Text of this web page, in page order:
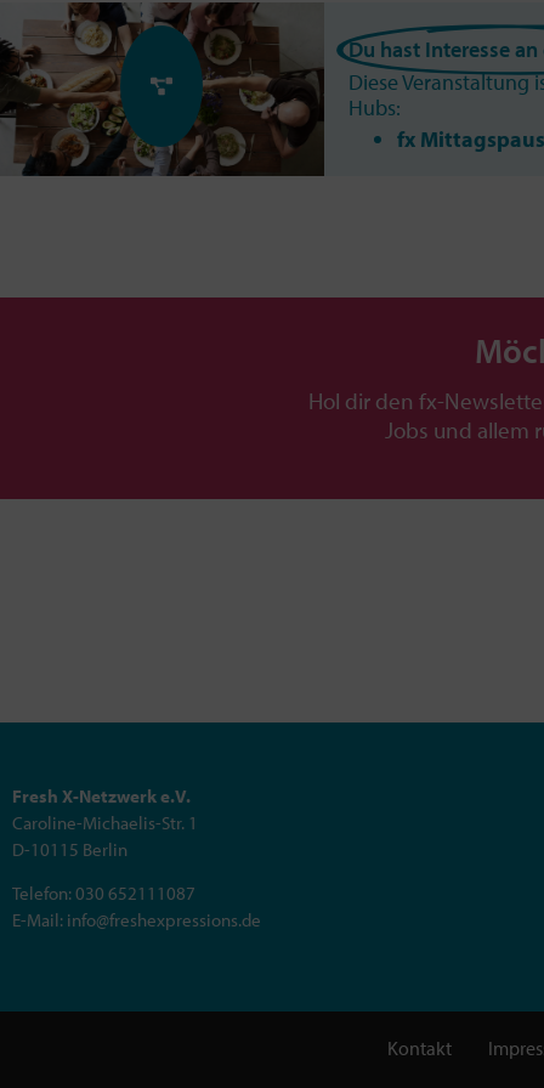
Du hast Interesse an
Diese Veranstaltung
Hubs:
fx
Hol dir den fx-
Jobs und allem
Fresh X-Netzwerk e.V.
Caroline-Michaelis-Str. 1
D-10115 Berlin
Telefon: 030 652111087
E-Mail: info@freshexpressions.de
Kontakt